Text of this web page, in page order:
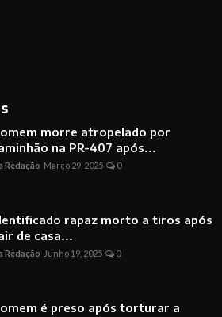
morre atropelado por
na PR-407 após...
Redação Março 29, 2025 0
rapaz morto a tiros após
de casa...
Redação Junho 19, 2025 0
é preso após torturar a